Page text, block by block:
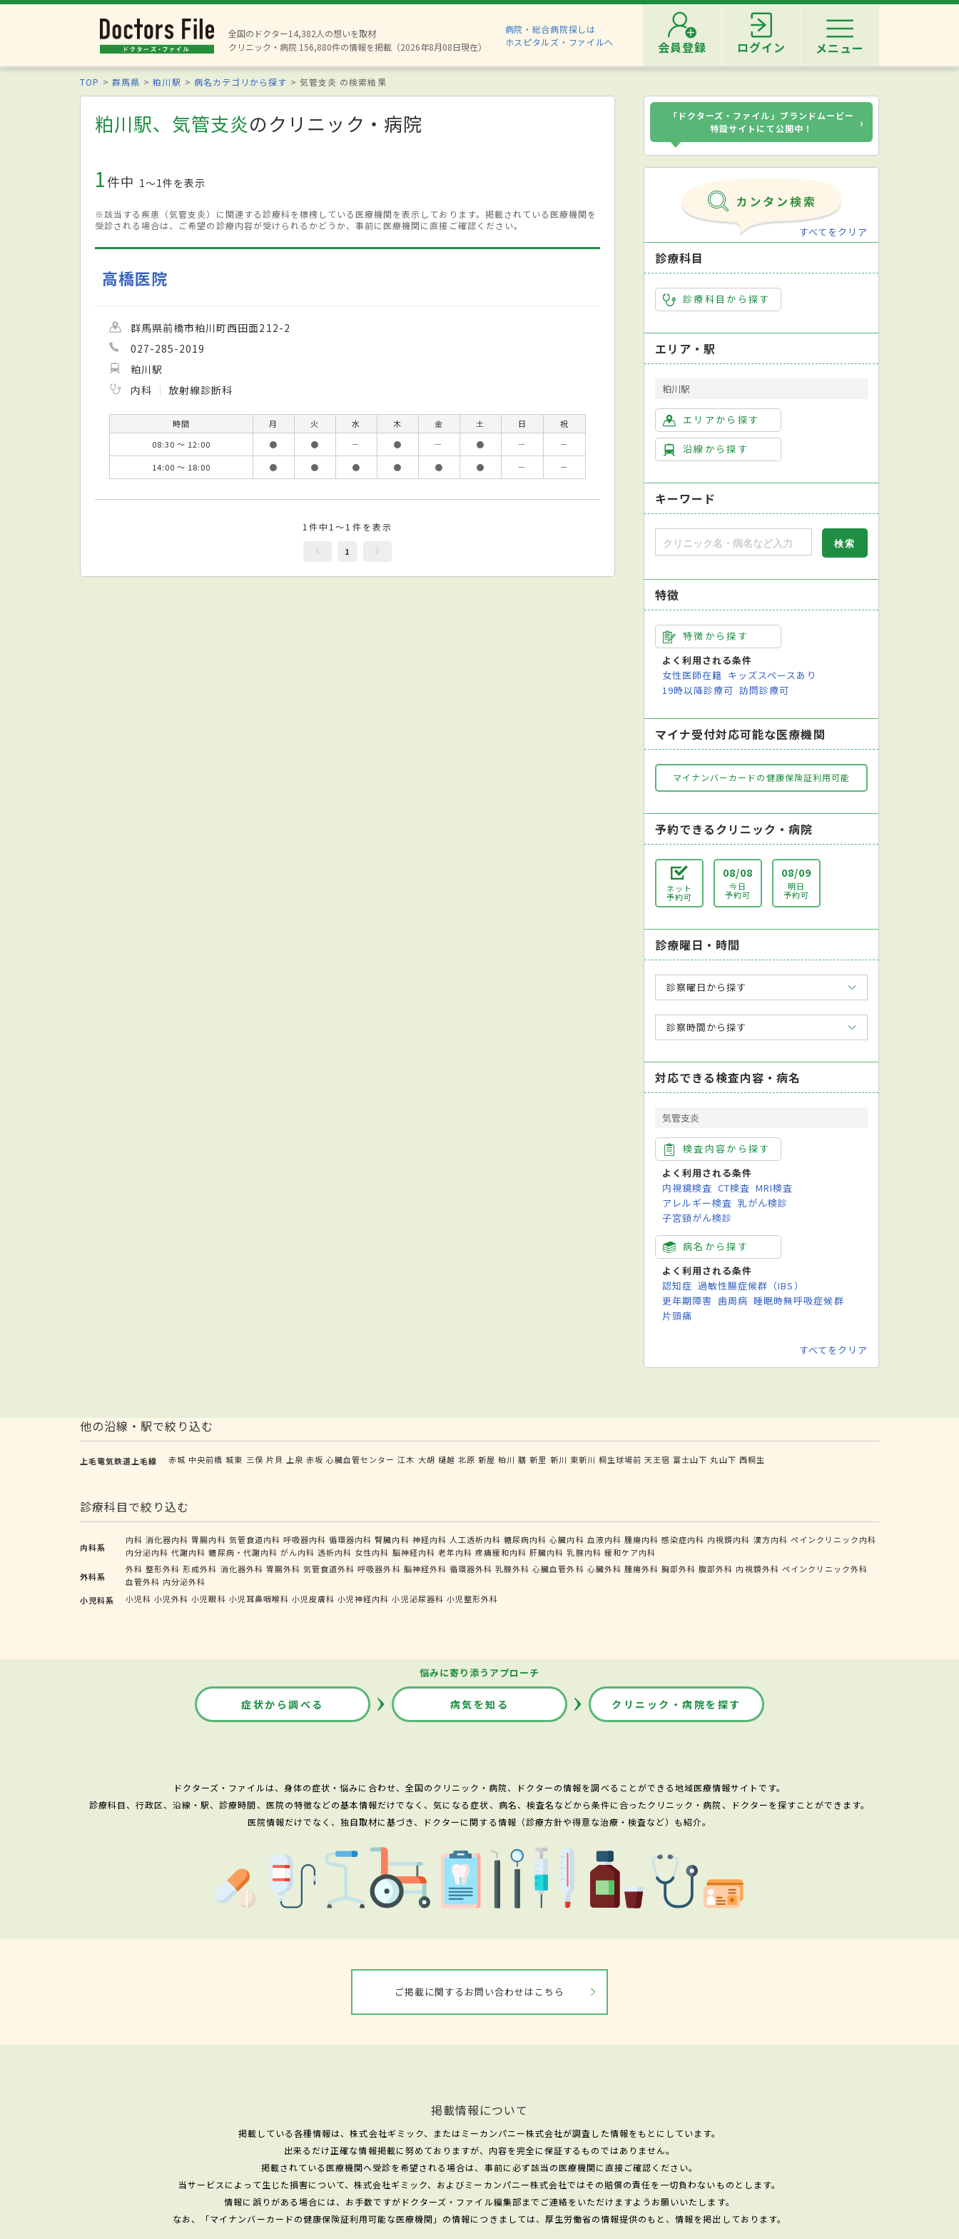
全国のドクター14,382人の想いを取材
クリニック・病院 156,880件の情報を掲載（2026年8月08日現在）
病院・総合病院探しは
ホスピタルズ・ファイルへ
会員登録 ログイン メニュー
TOP 群馬県 粕川駅 病名カテゴリから探す 気管支炎 の検索結果
粕川駅、気管支炎のクリニック・病院
1件中 1〜1件を表示
※該当する疾患（気管支炎）に関連する診療科を標榜している医療機関を表示しております。掲載されている医療機関を
受診される場合は、ご希望の診療内容が受けられるかどうか、事前に医療機関に直接ご確認ください。
高橋医院
群馬県前橋市粕川町西田面212-2
027-285-2019
粕川駅
内科
放射線診断科
時間 月 火 水 木 金 土 日
祝
08:30 ～ 12:00
● ● － ● － ● －
－
14:00 ～ 18:00
● ● ● ● ● ● － －
1件中1～1件を表示
1
「ドクターズ・ファイル」ブランドムービー
特設サイトにて公開中！
›
すべてをクリア
診療科目
診療科目から探す
エリア・駅
粕川駅
エリアから探す
沿線から探す
キーワード
特徴
特徴から探す
よく利用される条件
女性医師在籍 キッズスペースあり
19時以降診療可 訪問診療可
マイナ受付対応可能な医療機関
マイナンバーカードの健康保険証利用可能
予約できるクリニック・病院
ネット
予約可
08/08
今日
予約可
08/09
明日
予約可
診療曜日・時間
診察曜日から探す
診察時間から探す
対応できる検査内容・病名
気管支炎
検査内容から探す
よく利用される条件
内視鏡検査 CT検査 MRI検査
アレルギー検査 乳がん検診
子宮頸がん検診
病名から探す
よく利用される条件
認知症 過敏性腸症候群（IBS）
更年期障害 歯周病 睡眠時無呼吸症候群
片頭痛
すべてをクリア
他の沿線・駅で絞り込む
上毛電気鉄道上毛線 赤城 中央前橋 城東 三俣 片貝 上泉 赤坂 心臓血管センター 江木 大胡 樋越 北原 新屋 粕川 膳 新里 新川 東新川 桐生球場前 天王宿 富士山下 丸山下 西桐生
診療科目で絞り込む
内科系
内科 消化器内科 胃腸内科 気管食道内科 呼吸器内科 循環器内科 腎臓内科 神経内科 人工透析内科 糖尿病内科 心臓内科 血液内科 腫瘍内科 感染症内科 内視鏡内科 漢方内科 ペインクリニック内科
内分泌内科 代謝内科 糖尿病・代謝内科 がん内科 透析内科 女性内科 脳神経内科 老年内科 疼痛緩和内科 肝臓内科 乳腺内科 緩和ケア内科
外科系
外科 整形外科 形成外科 消化器外科 胃腸外科 気管食道外科 呼吸器外科 脳神経外科 循環器外科 乳腺外科 心臓血管外科 心臓外科 腫瘍外科 胸部外科 腹部外科 内視鏡外科 ペインクリニック外科
血管外科 内分泌外科
小児科系
小児科 小児外科 小児眼科 小児耳鼻咽喉科 小児皮膚科 小児神経内科 小児泌尿器科 小児整形外科
悩みに寄り添うアプローチ
症状から調べる 病気を知る クリニック・病院を探す
ドクターズ・ファイルは、身体の症状・悩みに合わせ、全国のクリニック・病院、ドクターの情報を調べることができる地域医療情報サイトです。
診療科目、行政区、沿線・駅、診療時間、医院の特徴などの基本情報だけでなく、気になる症状、病名、検査名などから条件に合ったクリニック・病院、ドクターを探すことができます。
医院情報だけでなく、独自取材に基づき、ドクターに関する情報（診療方針や得意な治療・検査など）も紹介。
ご掲載に関するお問い合わせはこちら
掲載情報について
掲載している各種情報は、株式会社ギミック、またはミーカンパニー株式会社が調査した情報をもとにしています。
出来るだけ正確な情報掲載に努めておりますが、内容を完全に保証するものではありません。
掲載されている医療機関へ受診を希望される場合は、事前に必ず該当の医療機関に直接ご確認ください。
当サービスによって生じた損害について、株式会社ギミック、およびミーカンパニー株式会社ではその賠償の責任を一切負わないものとします。
情報に誤りがある場合には、お手数ですがドクターズ・ファイル編集部までご連絡をいただけますようお願いいたします。
なお、「マイナンバーカードの健康保険証利用可能な医療機関」の情報につきましては、厚生労働省の情報提供のもと、情報を掲出しております。